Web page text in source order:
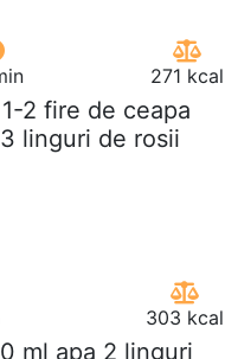
271 kcal
2 fire de ceapa
linguri de rosii
303 kcal
ml apa 2 linguri